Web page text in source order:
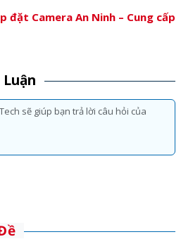
đặt Camera An Ninh – Cung cấp